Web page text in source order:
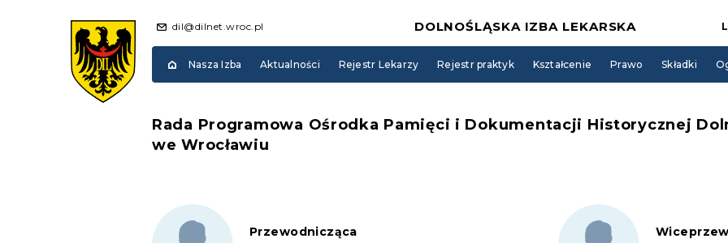
dil@dilnet.wroc.pl DOLNOŚLĄSKA IZBA LEKARSKA
Nasza Izba Aktualności Rejestr Lekarzy Rejestr praktyk Kształcenie Prawo Składki
Rada Programowa Ośrodka Pamięci i Dokumentacji Historycznej
we Wrocławiu
Przewodnicząca